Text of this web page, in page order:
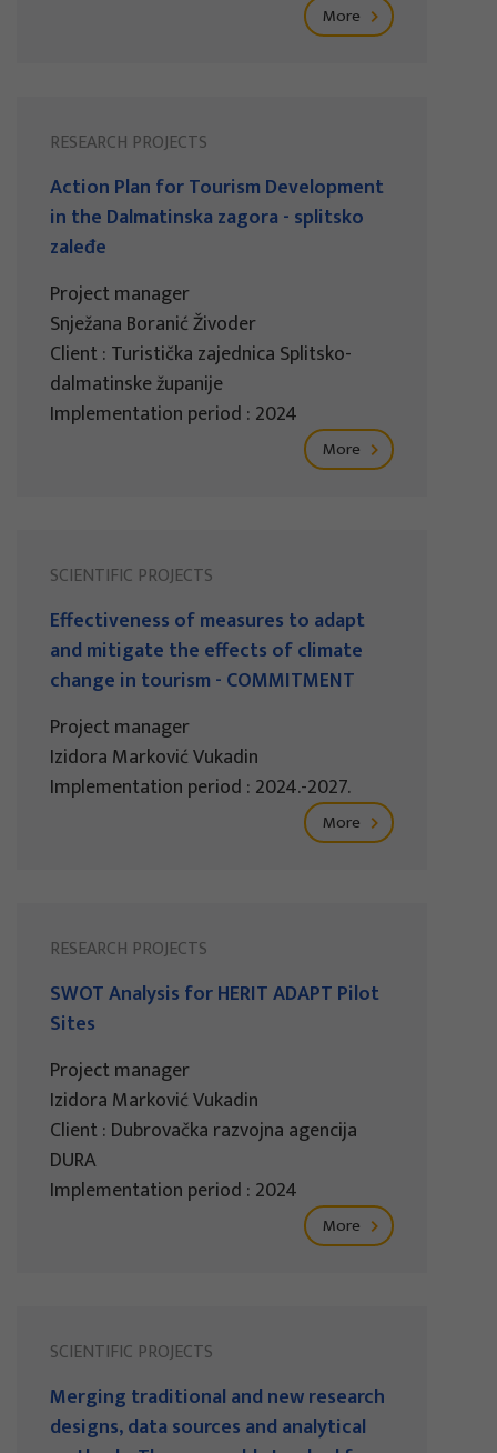
More
RESEARCH PROJECTS
Action Plan for Tourism Development
in the Dalmatinska zagora - splitsko
zaleđe
Project manager
Snježana Boranić Živoder
Client : Turistička zajednica Splitsko-
dalmatinske županije
Implementation period : 2024
More
SCIENTIFIC PROJECTS
Effectiveness of measures to adapt
and mitigate the effects of climate
change in tourism - COMMITMENT
Project manager
Izidora Marković Vukadin
Implementation period : 2024.-2027.
More
RESEARCH PROJECTS
SWOT Analysis for HERIT ADAPT Pilot
Sites
Project manager
Izidora Marković Vukadin
Client : Dubrovačka razvojna agencija
DURA
Implementation period : 2024
More
SCIENTIFIC PROJECTS
Merging traditional and new research
designs, data sources and analytical